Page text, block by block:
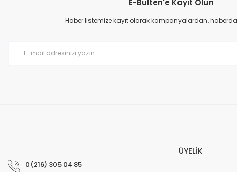
Ürün resmi kalitesiz, bozuk veya görüntülenemiyor.
Ürün açıklamasında eksik bilgiler bulunuyor.
E-Bülten'e Kayıt Olun
Haber listemize kayıt olarak kampanyalardan,
0(216) 305 04 85
ÜYELİK